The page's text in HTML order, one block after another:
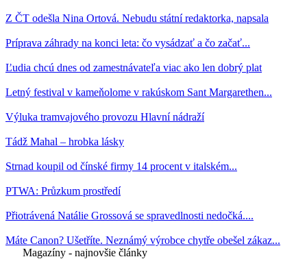
Z ČT odešla Nina Ortová. Nebudu státní redaktorka, napsala
Príprava záhrady na konci leta: čo vysádzať a čo začať...
Ľudia chcú dnes od zamestnávateľa viac ako len dobrý plat
Letný festival v kameňolome v rakúskom Sant Margarethen...
Výluka tramvajového provozu Hlavní nádraží
Tádž Mahal – hrobka lásky
Strnad koupil od čínské firmy 14 procent v italském...
PTWA: Průzkum prostředí
Přiotrávená Natálie Grossová se spravedlnosti nedočká....
Máte Canon? Ušetříte. Neznámý výrobce chytře obešel zákaz...
Magazíny - najnovšie články